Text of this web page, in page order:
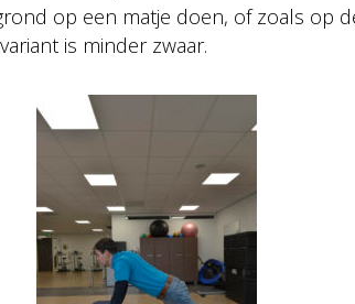
op een matje doen, of zoals op
is minder zwaar.